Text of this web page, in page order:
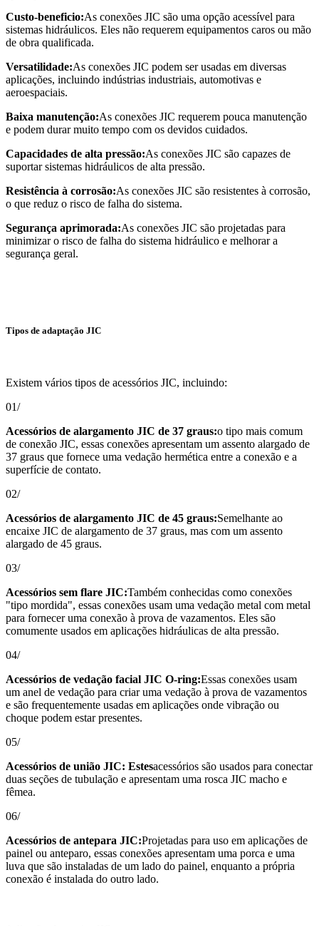
Custo-beneficio:As conexões JIC são uma opção acessível para
sistemas hidráulicos. Eles não requerem equipamentos caros ou mão
de obra qualificada.
Versatilidade:As conexões JIC podem ser usadas em diversas
aplicações, incluindo indústrias industriais, automotivas e
aeroespaciais.
Baixa manutenção:As conexões JIC requerem pouca manutenção
e podem durar muito tempo com os devidos cuidados.
Capacidades de alta pressão:As conexões JIC são capazes de
suportar sistemas hidráulicos de alta pressão.
Resistência à corrosão:As conexões JIC são resistentes à corrosão,
o que reduz o risco de falha do sistema.
Segurança aprimorada:As conexões JIC são projetadas para
minimizar o risco de falha do sistema hidráulico e melhorar a
segurança geral.
Tipos de adaptação JIC
Existem vários tipos de acessórios JIC, incluindo:
01/
Acessórios de alargamento JIC de 37 graus:o tipo mais comum
de conexão JIC, essas conexões apresentam um assento alargado de
37 graus que fornece uma vedação hermética entre a conexão e a
superfície de contato.
02/
Acessórios de alargamento JIC de 45 graus:Semelhante ao
encaixe JIC de alargamento de 37 graus, mas com um assento
alargado de 45 graus.
03/
Acessórios sem flare JIC:Também conhecidas como conexões
"tipo mordida", essas conexões usam uma vedação metal com metal
para fornecer uma conexão à prova de vazamentos. Eles são
comumente usados ​​em aplicações hidráulicas de alta pressão.
04/
Acessórios de vedação facial JIC O-ring:Essas conexões usam
um anel de vedação para criar uma vedação à prova de vazamentos
e são frequentemente usadas em aplicações onde vibração ou
choque podem estar presentes.
05/
Acessórios de união JIC: Estesacessórios são usados ​​para conectar
duas seções de tubulação e apresentam uma rosca JIC macho e
fêmea.
06/
Acessórios de antepara JIC:Projetadas para uso em aplicações de
painel ou anteparo, essas conexões apresentam uma porca e uma
luva que são instaladas de um lado do painel, enquanto a própria
conexão é instalada do outro lado.